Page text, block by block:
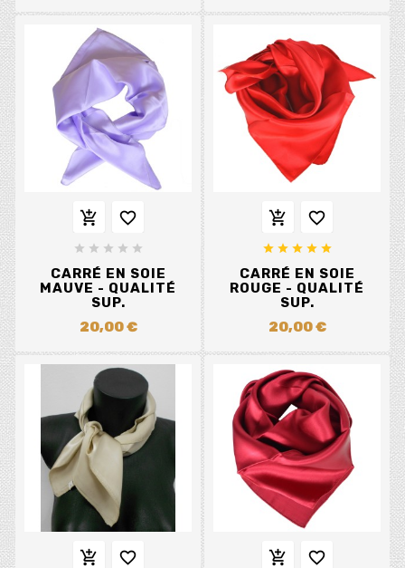
 
    
CARRÉ EN SOIE
MAUVE - QUALITÉ
SUP.
20,00 €
 
    
CARRÉ EN SOIE
ROUGE - QUALITÉ
SUP.
20,00 €
   